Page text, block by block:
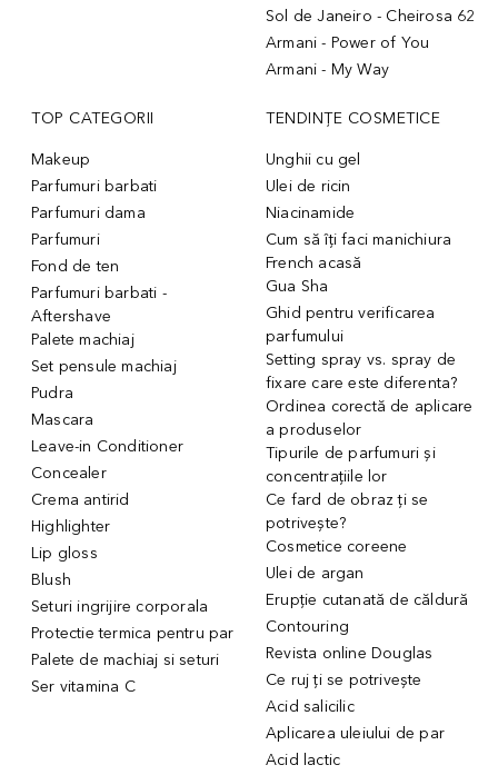
Sol de Janeiro - Cheirosa 62
Armani - Power of You
Armani - My Way
TOP CATEGORII
Makeup
Parfumuri barbati
Parfumuri dama
Parfumuri
Fond de ten
Parfumuri barbati -
Aftershave
Palete machiaj
Set pensule machiaj
Pudra
Mascara
Leave-in Conditioner
Concealer
Crema antirid
Highlighter
Lip gloss
Blush
Seturi ingrijire corporala
Protectie termica pentru par
Palete de machiaj si seturi
Ser vitamina C
TENDINȚE COSMETICE
Unghii cu gel
Ulei de ricin
Niacinamide
Cum să îți faci manichiura
French acasă
Gua Sha
Ghid pentru verificarea
parfumului
Setting spray vs. spray de
fixare care este diferenta?
Ordinea corectă de aplicare
a produselor
Tipurile de parfumuri și
concentrațiile lor
Ce fard de obraz ți se
potrivește?
Cosmetice coreene
Ulei de argan
Erupție cutanată de căldură
Contouring
Revista online Douglas
Ce ruj ți se potrivește
Acid salicilic
Aplicarea uleiului de par
Acid lactic